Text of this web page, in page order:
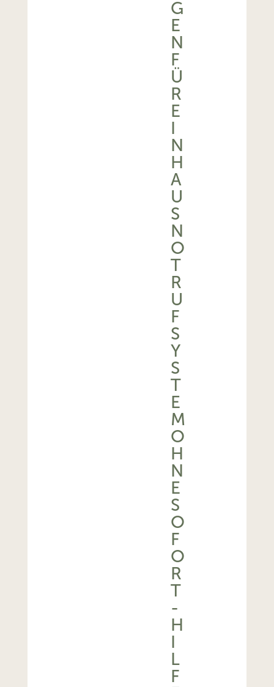
E
N
F
Ü
R
E
I
N
H
A
U
S
N
O
T
R
U
F
S
Y
S
T
E
M
O
H
N
E
S
O
F
O
R
T
-
H
I
L
F
E